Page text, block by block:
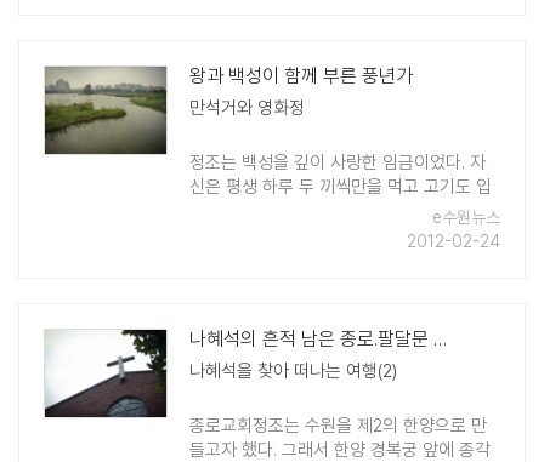
왕과 백성이 함께 부른 풍년가
만석거와 영화정
정조는 백성을 깊이 사랑한 임금이었다. 자
신은 평생 하루 두 끼씩만을 먹고 고기도 입
에 대지 않으면서 백성들만은 배불리 먹이고
싶어 했다. 그는 수원의 물줄기를 모아 를 만
e수원뉴스
2012-02-24
나혜석의 흔적 남은 종로.팔달문 일대.나혜석거리
나혜석을 찾아 떠나는 여행(2)
종로교회정조는 수원을 제2의 한양으로 만
들고자 했다. 그래서 한양 경복궁 앞에 종각